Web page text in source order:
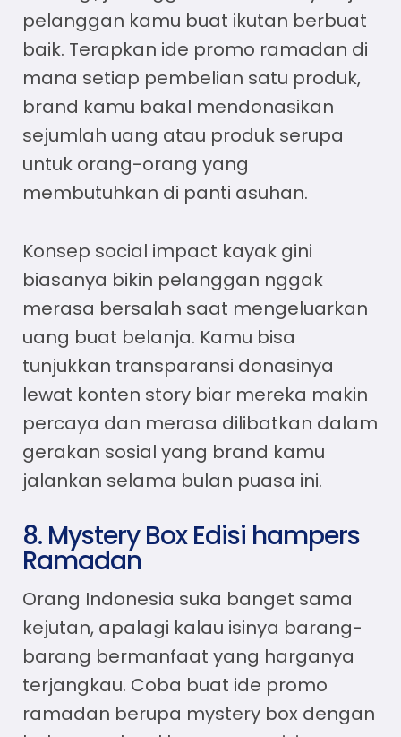
pelanggan kamu buat ikutan berbuat
baik. Terapkan ide promo ramadan di
mana setiap pembelian satu produk,
brand kamu bakal mendonasikan
sejumlah uang atau produk serupa
untuk orang-orang yang
membutuhkan di panti asuhan.
Konsep social impact kayak gini
biasanya bikin pelanggan nggak
merasa bersalah saat mengeluarkan
uang buat belanja. Kamu bisa
tunjukkan transparansi donasinya
lewat konten story biar mereka makin
percaya dan merasa dilibatkan dalam
gerakan sosial yang brand kamu
jalankan selama bulan puasa ini.
8. Mystery Box Edisi hampers
Ramadan
Orang Indonesia suka banget sama
kejutan, apalagi kalau isinya barang-
barang bermanfaat yang harganya
terjangkau. Coba buat ide promo
ramadan berupa mystery box dengan